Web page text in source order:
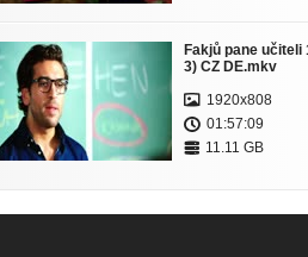
Fakjů pane učiteli
3) CZ DE.mkv
1920x808
01:57:09
11.11 GB